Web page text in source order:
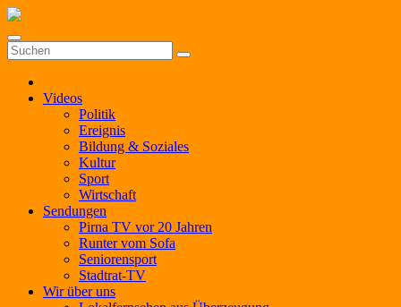
Zum
springen
Videos
Politik
Ereignis
Bildung & Soziales
Kultur
Sport
Wirtschaft
Sendungen
Pirna TV vor 20 Jahren
Runter vom Sofa
Seniorensport
Stadtrat-TV
Wir über uns